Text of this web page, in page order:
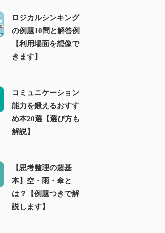
ロジカルシンキング
の例題10問と解答例
【利用場面を想像で
きます】
コミュニケーション
能力を鍛えるおすす
め本20選【選び方も
解説】
【思考整理の超基
本】空・雨・傘と
は？【例題つきで解
説します】